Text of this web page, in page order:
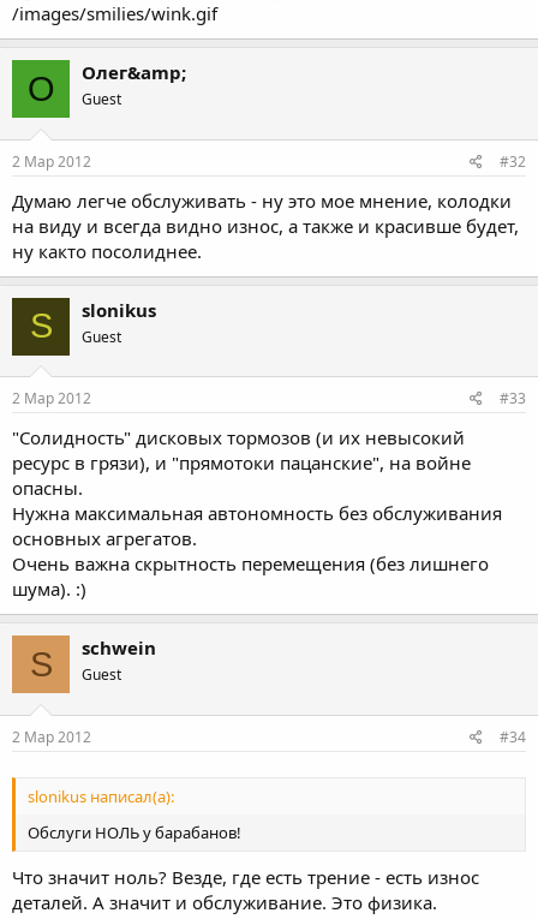
/images/smilies/wink.gif
О Олег&amp;
Guest
2 Мар 2012 #32
Думаю легче обслуживать - ну это мое мнение, колодки
на виду и всегда видно износ, а также и красивше будет,
ну както посолиднее.
S slonikus
Guest
2 Мар 2012 #33
"Солидность" дисковых тормозов (и их невысокий
ресурс в грязи), и "прямотоки пацанские", на войне
опасны.
Нужна максимальная автономность без обслуживания
основных агрегатов.
Очень важна скрытность перемещения (без лишнего
шума). :)
S schwein
Guest
2 Мар 2012 #34
slonikus написал(а):
Обслуги НОЛЬ у барабанов!
Что значит ноль? Везде, где есть трение - есть износ
деталей. А значит и обслуживание. Это физика.